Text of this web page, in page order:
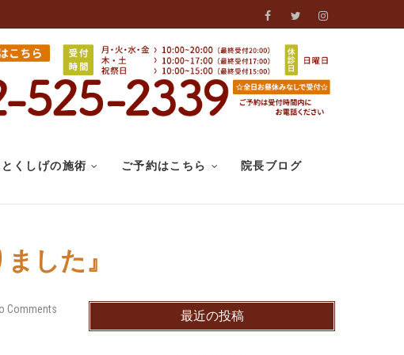
FacebookTwitterInstagram
くしげの施術 ご予約はこちら 院長ブログ
した』
Comments 最近の投稿